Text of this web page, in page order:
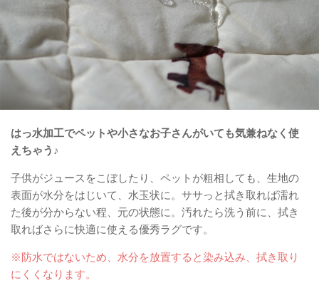
はっ水加工でペットや小さなお子さんがいても気兼ねなく使
えちゃう♪
子供がジュースをこぼしたり、ペットが粗相しても、生地の
表面が水分をはじいて、水玉状に。ササっと拭き取れば濡れ
た後が分からない程、元の状態に。汚れたら洗う前に、拭き
取ればさらに快適に使える優秀ラグです。
※防水ではないため、水分を放置すると染み込み、拭き取り
にくくなります。